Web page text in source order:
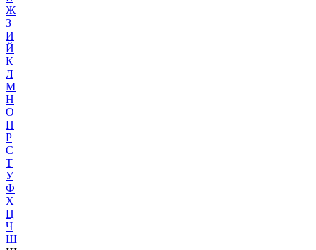
Ж
З
И
Й
К
Л
М
Н
О
П
Р
С
Т
У
Ф
Х
Ц
Ч
Ш